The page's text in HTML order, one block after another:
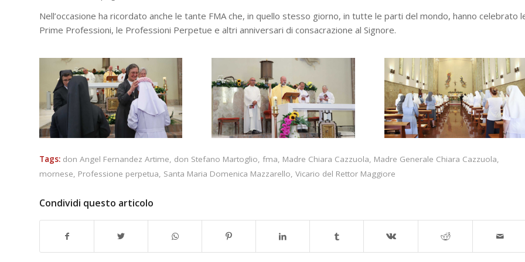
Nell’occasione ha ricordato anche le tante FMA che, in quello stesso giorno, in tutte le parti del mondo, hanno celebrato
Prime Professioni, le Professioni Perpetue e altri anniversari di consacrazione al Signore.
Tags: don Angel Fernandez Artime, don Stefano Martoglio, fma, Madre Chiara Cazzuola, Madre Generale Chiara Cazzuola,
mornese, Professione perpetua, Santa Maria Domenica Mazzarello, Vicario del Rettor Maggiore
Condividi questo articolo